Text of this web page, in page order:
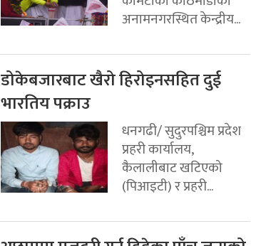
अनामनगरस्थित केन्द्रीय...
डोकेबजारबाट खैरो हिरोइनसहित दुई
भारतिय पक्राउ
धनगढी/ सुदुरपश्चिम प्रदेश
प्रहरी कार्यालय,
कैलालीबाट खटिएको
(पिआइटी) र प्रहरी...